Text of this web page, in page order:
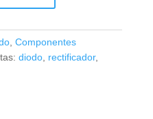
, Componentes
diodo, rectificador,